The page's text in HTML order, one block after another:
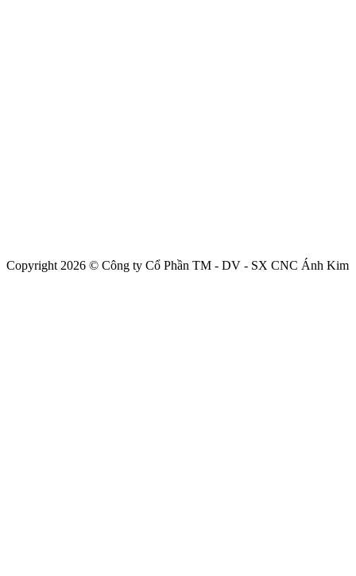
Copyright 2026 © Công ty Cổ Phần TM - DV - SX CNC Ánh Kim